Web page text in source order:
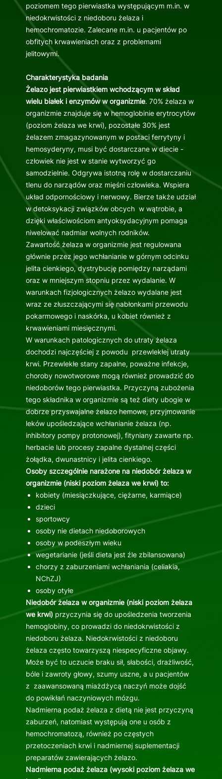
poziomem tego pierwiastka występującym m.in. w
niedokrwistości z niedoboru żelaza i
hemochromatozie. Zalecane m.in. u pacjentów po
obfitych krwawieniach oraz z problemami
jelitowymi.
Charakterystyka badania
Żelazo jest pierwiastkiem wchodzącym w skład
wielu białek i enzymów w organizmie. 70% żelaza w
organizmie znajduje się w hemoglobinie erytrocytów
(poziom żelaza we krwi), pozostałe 30% jest
żelazem zmagazynowanym w postaci ferrytyny i
hemosyderyny, musi być dostarczane w diecie -
człowiek nie jest w stanie wytworzyć go
samodzielnie. Odgrywa istotną rolę w dostarczaniu
tlenu do narządów oraz mięśni człowieka. Wspiera
układ odpornościowy i nerwowy. Bierze także udział
w detoksykacji związków obcych w wątrobie, a
dzięki właściwościom antyoksydacyjnym pomaga
niwelować nadmiar wolnych rodników.
Zawartość żelaza w organizmie jest regulowana
głównie przez jego wchłanianie w górnym odcinku
jelita cienkiego, dystrybucję pomiędzy narządami
oraz w mniejszym stopniu przez wydalanie. W
warunkach fizjologicznych żelazo wydalane jest
wraz ze złuszczającymi się nabłonkami przewodu
pokarmowego i naskórka, u kobiet również z
krwawieniami miesięcznymi.
W warunkach patologicznych do utraty żelaza
dochodzi najczęściej z powodu przewlekłej utraty
krwi. Przewlekłe stany zapalne, poważne infekcje,
choroby nowotworowe mogą również prowadzić do
niedoborów tego pierwiastka. Przyczyną zubożenia
tego składnika w organizmie są też diety ubogie w
dobrze przyswajalne żelazo hemowe, przyjmowanie
leków upośledzające wchłanianie żelaza (np.
inhibitory pompy protonowej), fityniany zawarte np.
herbacie lub procesy zapalne dystalnej części
żołądka, dwunastnicy i jelita cienkiego.
Osoby szczególnie narażone na niedobór żelaza w
organizmie (niski poziom żelaza we krwi) to:
kobiety (miesiączkujące, ciężarne, karmiące)
dzieci
sportowcy
osoby nie dietach niedoborowych
osoby w podeszłym wieku
wegetarianie (jeśli dieta jest źle zbilansowana)
chorzy z zaburzeniami wchłaniania (celiakia,
NChZJ)
osoby otyłe
Niedobór żelaza w organizmie (niski poziom żelaza
we krwi) przyczynia się do upośledzenia tworzenia
hemoglobiny, co prowadzi do niedokrwistości z
niedoboru żelaza. Niedokrwistości z niedoboru
żelaza często towarzyszą niespecyficzne objawy.
Może być to uczucie braku sił, słabości, drażliwość,
bóle i zawroty głowy, szumy uszne, a u pacjentów
z zaawansowaną miażdżycą naczyń może dojść
do powikłań naczyniowych mózgu.
Nadmierna podaż żelaza z dietą nie jest przyczyną
zaburzeń, natomiast występują one u osób z
hemochromatozą, również po częstych
przetoczeniach krwi i nadmiernej suplementacji
preparatów zawierających żelazo.
Nadmierna podaż żelaza (wysoki poziom żelaza we